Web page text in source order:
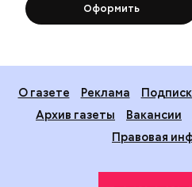
Оформить
О газете Реклама
Архив газеты
Вакансии
Правовая